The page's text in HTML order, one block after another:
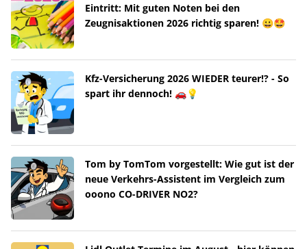
Eintritt: Mit guten Noten bei den
Zeugnisaktionen 2026 richtig sparen! 😀🤩
Kfz-Versicherung 2026 WIEDER teurer!? - So
spart ihr dennoch! 🚗💡
Tom by TomTom vorgestellt: Wie gut ist der
neue Verkehrs-Assistent im Vergleich zum
ooono CO-DRIVER NO2?